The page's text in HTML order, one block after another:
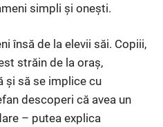
simpli și onești.
însă de la elevii săi. Copiii,
străin de la oraș,
și să se implice cu
descoperi că avea un
– putea explica